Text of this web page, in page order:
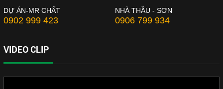
DỰ ÁN-MR CHẤT
0902 999 423
NHÀ THẦU - SƠN
0906 799 934
VIDEO CLIP